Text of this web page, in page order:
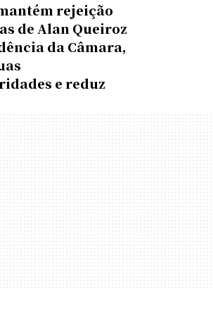
rejeição
de Alan Queiroz
da Câmara,
e reduz